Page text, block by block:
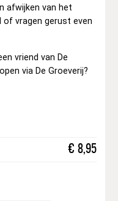
afwijken van het
of vragen gerust even
vriend van De
via De Groeverij?
€ 8,95